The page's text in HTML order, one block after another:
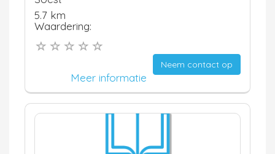
5.7 km
Waardering:
Neem contact op
Meer informatie